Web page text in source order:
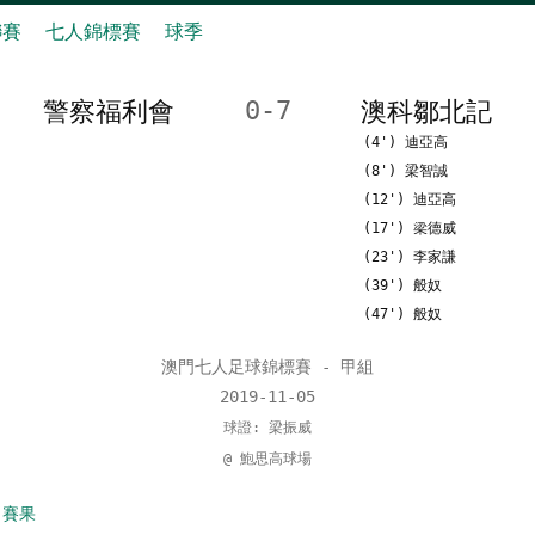
七人錦標賽 球季
警察福利會 0-7 澳科鄒北記
(4') 迪亞高
(8') 梁智誠
(12') 迪亞高
(17') 梁德威
(23') 李家謙
(39') 般奴
(47') 般奴
澳門七人足球錦標賽 - 甲組
2019-11-05
球證: 梁振威
@ 鮑思高球場
果